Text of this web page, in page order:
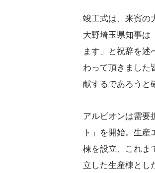
竣工式は、来賓の
大野埼玉県知事は
ます」と祝辞を
わって頂きました
献するであろうと
アルビオンは需要
ト」を開始。生
棟を設立、これま
立した生産棟とし